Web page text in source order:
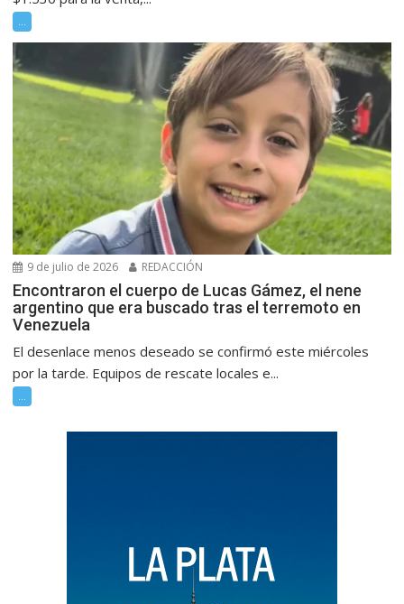
...
9 de julio de 2026 REDACCIÓN
Encontraron el cuerpo de Lucas Gámez, el nene
argentino que era buscado tras el terremoto en
Venezuela
El desenlace menos deseado se confirmó este miércoles
por la tarde. Equipos de rescate locales e...